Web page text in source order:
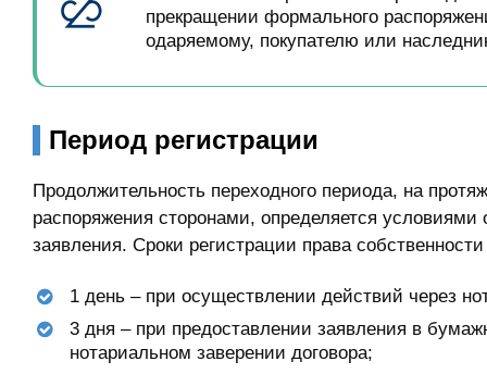
прекращении формального
одаряемому, покупателю или
Период регистрации
Продолжительность переходного периода, на
распоряжения сторонами, определяется
заявления. Сроки регистрации права
1 день – при осуществлении действий через
3 дня – при предоставлении заявления в
нотариальном заверении договора;